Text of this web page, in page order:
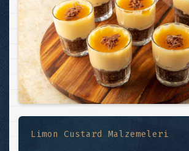
Limon Custard Malzemeleri